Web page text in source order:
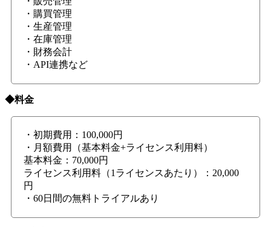
・購買管理
・生産管理
・在庫管理
・財務会計
・API連携など
◆料金
・初期費用：100,000円
・月額費用（基本料金+ライセンス利用料）
基本料金：70,000円
ライセンス利用料（1ライセンスあたり）：20,000
円
・60日間の無料トライアルあり